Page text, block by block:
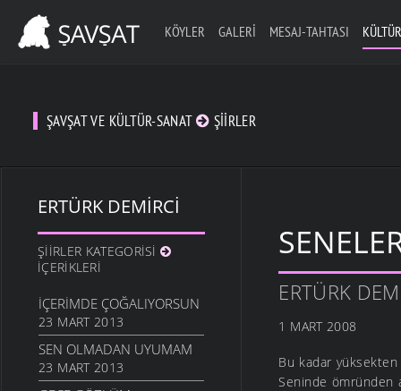
KÖYLER GALERI MESAJ-TAHTASI
ŞAVŞAT VE KÜLTÜR-SANAT ŞIIRLER
ERTÜRK DEMIRCI
ŞIIRLER KATEGORISI
İÇERIKLERI
İÇERIMDE ÇOĞALIYORSUN
23 MART 2013
SEN OLMADAN UYUMAM
23 MART 2013
ERTÜRK
1 MART 2008
Bu kadar yüksekten
Seninde ömründen